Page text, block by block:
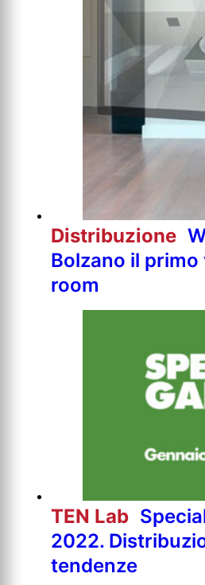
Distribuzione
Bolzano il
room
TEN Lab
2022.
tendenze